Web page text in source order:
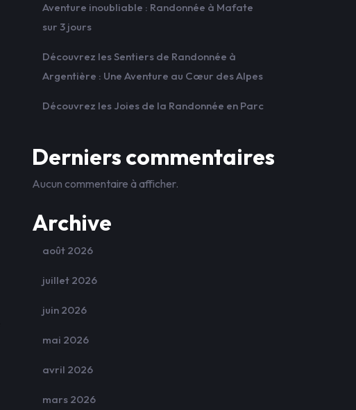
Aventure inoubliable : Randonnée à Mafate
sur 3 jours
Découvrez les Sentiers de Randonnée à
Argentière : Une Aventure au Cœur des Alpes
Découvrez les Joies de la Randonnée en Parc
Derniers commentaires
Aucun commentaire à afficher.
Archive
août 2026
juillet 2026
juin 2026
mai 2026
avril 2026
mars 2026